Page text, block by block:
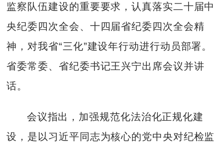
监察队伍建设的重要要求，认真落实二十届中
央纪委四次全会、十四届省纪委四次全会精
神，对我省“三化”建设年行动进行动员部署。
省委常委、省纪委书记王兴宁出席会议并讲
话。
会议指出，加强规范化法治化正规化建
设，是以习近平同志为核心的党中央对纪检监